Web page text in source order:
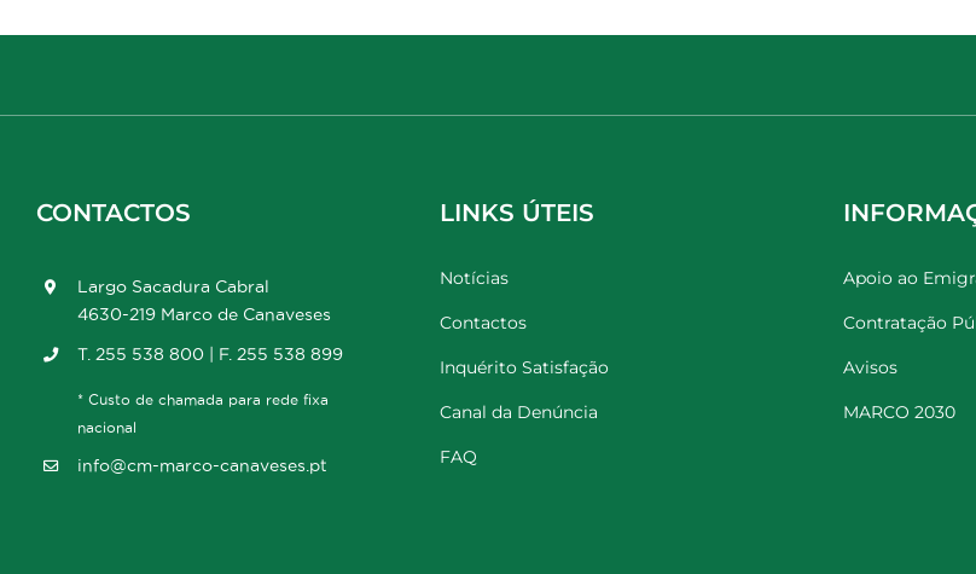
CONTACTOS
Largo Sacadura Cabral
4630-219 Marco de Canaveses
T. 255 538 800 | F. 255 538 899
* Custo de chamada para rede fixa
nacional
info@cm-marco-canaveses.pt
LINKS ÚTEIS
Notícias
Contactos
Inquérito Satisfação
Canal da Denúncia
FAQ
Apoio ao
Contratação
Avisos
MARCO 2030